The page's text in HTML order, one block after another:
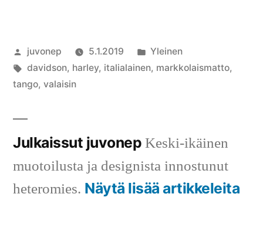
Artikkelin
julkaisija
on
juvonep 5.1.2019
Julkaistu
kategoriassa
Yleinen
Avainsanat:
davidson, harley, italialainen, markkolaismatto,
tango, valaisin
Julkaissut juvonep Keski-ikäinen
muotoilusta ja designista innostunut
heteromies. Näytä lisää artikkeleita